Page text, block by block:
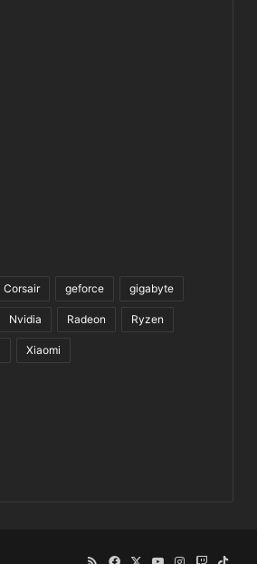
Corsair geforce gigabyte
Nvidia Radeon Ryzen
Xiaomi